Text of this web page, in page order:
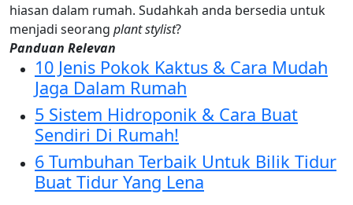
hiasan dalam rumah. Sudahkah anda bersedia untuk
menjadi seorang plant stylist?
Panduan Relevan
10 Jenis Pokok Kaktus & Cara Mudah
Jaga Dalam Rumah
5 Sistem Hidroponik & Cara Buat
Sendiri Di Rumah!
6 Tumbuhan Terbaik Untuk Bilik Tidur
Buat Tidur Yang Lena